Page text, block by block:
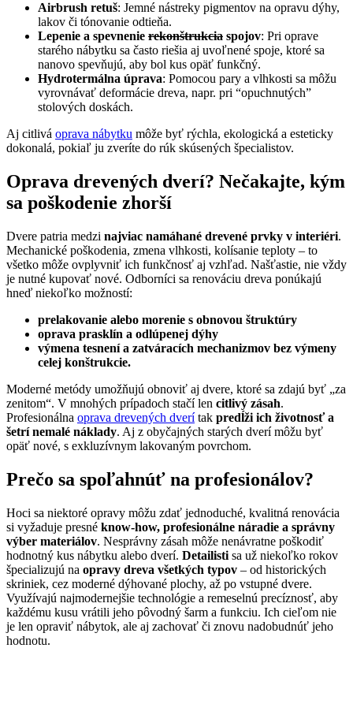
Airbrush retuš: Jemné nástreky pigmentov na opravu dýhy,
lakov či tónovanie odtieňa.
Lepenie a spevnenie rekonštrukcia spojov: Pri oprave
starého nábytku sa často riešia aj uvoľnené spoje, ktoré sa
nanovo spevňujú, aby bol kus opäť funkčný.
Hydrotermálna úprava: Pomocou pary a vlhkosti sa môžu
vyrovnávať deformácie dreva, napr. pri “opuchnutých”
stolových doskách.
Aj citlivá oprava nábytku môže byť rýchla, ekologická a esteticky
dokonalá, pokiaľ ju zveríte do rúk skúsených špecialistov.
Oprava drevených dverí? Nečakajte, kým
sa poškodenie zhorší
Dvere patria medzi najviac namáhané drevené prvky v interiéri.
Mechanické poškodenia, zmena vlhkosti, kolísanie teploty – to
všetko môže ovplyvniť ich funkčnosť aj vzhľad. Našťastie, nie vždy
je nutné kupovať nové. Odborníci sa renováciu dreva ponúkajú
hneď niekoľko možností:
prelakovanie alebo morenie s obnovou štruktúry
oprava prasklín a odlúpenej dýhy
výmena tesnení a zatváracích mechanizmov bez výmeny
celej konštrukcie.
Moderné metódy umožňujú obnoviť aj dvere, ktoré sa zdajú byť „za
zenitom“. V mnohých prípadoch stačí len citlivý zásah.
Profesionálna oprava drevených dverítak predĺži ich životnosť a
šetrí nemalé náklady. Aj z obyčajných starých dverí môžu byť
opäť nové, s exkluzívnym lakovaným povrchom.
Prečo sa spoľahnúť na profesionálov?
Hoci sa niektoré opravy môžu zdať jednoduché, kvalitná renovácia
si vyžaduje presné know-how, profesionálne náradie a správny
výber materiálov. Nesprávny zásah môže nenávratne poškodiť
hodnotný kus nábytku alebo dverí. Detailisti sa už niekoľko rokov
špecializujú na opravy dreva všetkých typov – od historických
skriniek, cez moderné dýhované plochy, až po vstupné dvere.
Využívajú najmodernejšie technológie a remeselnú precíznosť, aby
každému kusu vrátili jeho pôvodný šarm a funkciu. Ich cieľom nie
je len opraviť nábytok, ale aj zachovať či znovu nadobudnúť jeho
hodnotu.